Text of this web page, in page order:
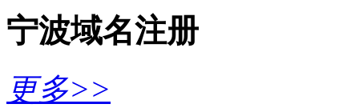
宁波域名注册
更多>>